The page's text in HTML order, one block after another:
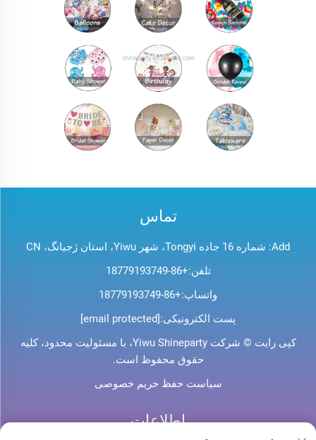
تماس
Add: شماره 16 جاده Tongyi، شهر Yiwu، استان ژجیانگ، CN
تلفن:+86-18779193749
واتساپ:+86-18779193749
پست الکترونیکی:[email protected]
کپی رایت © شرکت Yiwu Shineparty، با مسئولیت محدود، کلیه
حقوق محفوظ است.
سیاست حفظ حریم خصوصی
اطلاعات